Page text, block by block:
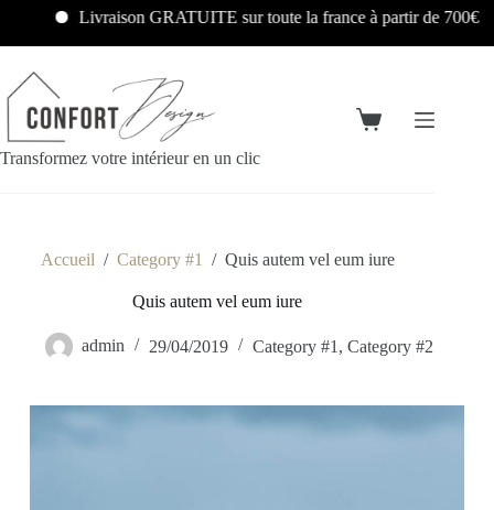
Livraison GRATUITE sur toute la france à partir de 700€
Transformez votre intérieur en un clic
Accueil / Category #1 / Quis autem vel eum iure
Quis autem vel eum iure
admin 29/04/2019 Category #1 ,Category #2